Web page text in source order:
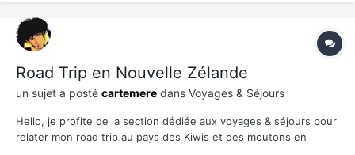
Road Trip en Nouvelle Zélande
un sujet a posté cartemere dans Voyages & Séjours
Hello, je profite de la section dédiée aux voyages & séjours pour
relater mon road trip au pays des Kiwis et des moutons en